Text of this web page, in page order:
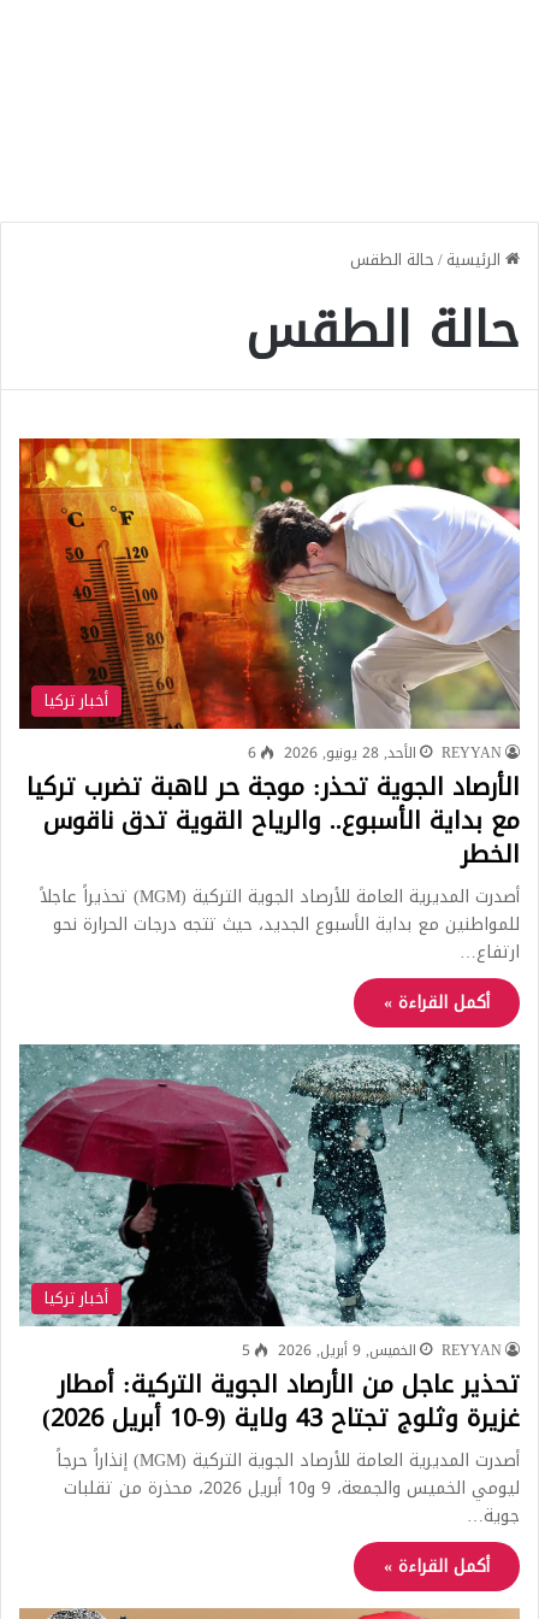
الرئيسية/حالة الطقس
حالة الطقس
أخبار تركيا
REYYAN الأحد, 28 يونيو, 2026 6
الأرصاد الجوية تحذر: موجة حر لاهبة تضرب تركيا
مع بداية الأسبوع.. والرياح القوية تدق ناقوس
الخطر
أصدرت المديرية العامة للأرصاد الجوية التركية (MGM) تحذيراً عاجلاً
للمواطنين مع بداية الأسبوع الجديد، حيث تتجه درجات الحرارة نحو
ارتفاع…
أكمل القراءة »
أخبار تركيا
REYYAN الخميس, 9 أبريل, 2026 5
تحذير عاجل من الأرصاد الجوية التركية: أمطار
غزيرة وثلوج تجتاح 43 ولاية (9-10 أبريل 2026)
أصدرت المديرية العامة للأرصاد الجوية التركية (MGM) إنذاراً حرجاً
ليومي الخميس والجمعة، 9 و10 أبريل 2026، محذرة من تقلبات
جوية…
أكمل القراءة »